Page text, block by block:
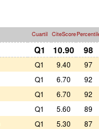
Cuartil CiteScore
Q1 10.90 98
Q1 9.40 97
Q1 6.70 92
Q1 6.70 92
Q1 5.60 89
Q1 5.30 87